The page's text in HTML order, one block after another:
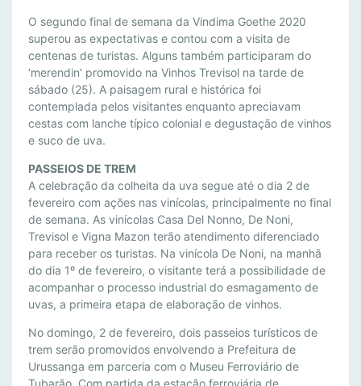
N
C
I
A
S
R
E
M
E
T
E
M
A
O
P
A
S
S
A
D
O segundo final de semana da Vindima Goethe 2020
superou as expectativas e contou com a visita de
centenas de turistas. Alguns também participaram do
‘merendin’ promovido na Vinhos Trevisol na tarde de
sábado (25). A paisagem rural e histórica foi
contemplada pelos visitantes enquanto apreciavam
cestas com lanche típico colonial e degustação de vinhos
e suco de uva.
PASSEIOS DE TREM
A celebração da colheita da uva segue até o dia 2 de
fevereiro com ações nas vinícolas, principalmente no final
de semana. As vinícolas Casa Del Nonno, De Noni,
Trevisol e Vigna Mazon terão atendimento diferenciado
para receber os turistas. Na vinícola De Noni, na manhã
do dia 1º de fevereiro, o visitante terá a possibilidade de
acompanhar o processo industrial do esmagamento de
uvas, a primeira etapa de elaboração de vinhos.
No domingo, 2 de fevereiro, dois passeios turísticos de
trem serão promovidos envolvendo a Prefeitura de
Urussanga em parceria com o Museu Ferroviário de